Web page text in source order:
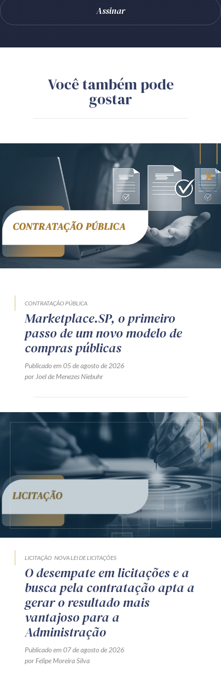
Você também pode
gostar
CONTRATAÇÃO PÚBLICA
Marketplace.SP, o primeiro
passo de um novo modelo de
compras públicas
Publicado em 05 de agosto de 2026
por Joel de Menezes Niebuhr
LICITAÇÃO NOVA LEI DE LICITAÇÕES
O desempate em licitações e a
busca pela contratação apta a
gerar o resultado mais
vantajoso para a
Administração
Publicado em 07 de agosto de 2026
por Felipe Moreira Silva